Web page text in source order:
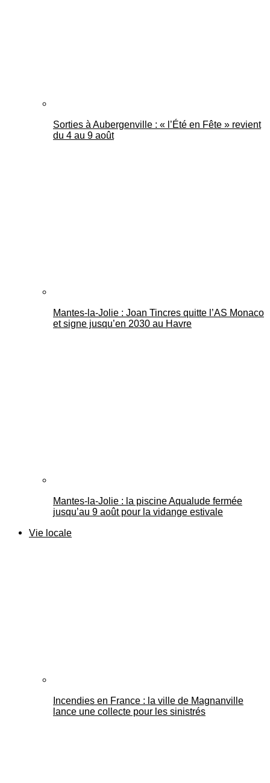
Sorties à Aubergenville : « l’Été en Fête » revient
du 4 au 9 août
Mantes-la-Jolie : Joan Tincres quitte l’AS Monaco
et signe jusqu’en 2030 au Havre
Mantes-la-Jolie : la piscine Aqualude fermée
jusqu’au 9 août pour la vidange estivale
Vie locale
Incendies en France : la ville de Magnanville
lance une collecte pour les sinistrés